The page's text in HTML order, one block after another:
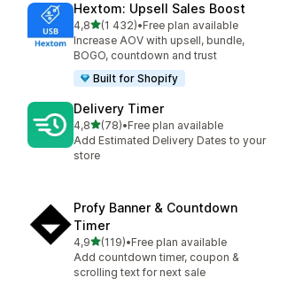
Hextom: Upsell Sales Boost
4,8/ 5 tähteä
(1 432)
1432 arvostelua yhteensä
•Free plan available
Increase AOV with upsell, bundle,
BOGO, countdown and trust
Built for Shopify
Delivery Timer
4,8/ 5 tähteä
(78)
78 arvostelua yhteensä
•Free plan available
Add Estimated Delivery Dates to your
store
Profy Banner & Countdown
Timer
4,9/ 5 tähteä
(119)
119 arvostelua yhteensä
•Free plan available
Add countdown timer, coupon &
scrolling text for next sale